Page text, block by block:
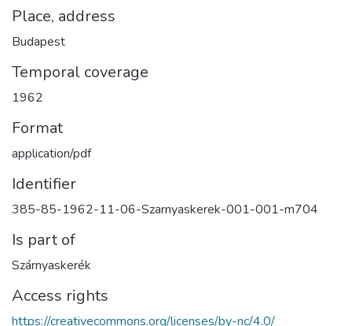
Place, address
Budapest
Temporal coverage
1962
Format
application/pdf
Identifier
385-85-1962-11-06-Szarnyaskerek-001-001-m704
Is part of
Szárnyaskerék
Access rights
https://creativecommons.org/licenses/by-nc/4.0/